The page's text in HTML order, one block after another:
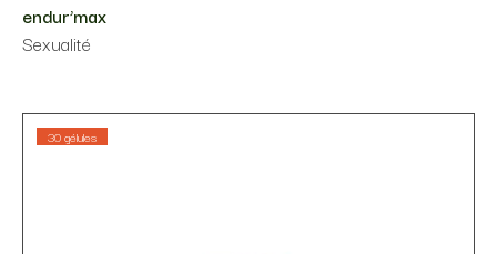
endur’max
Sexualité
30 gélules